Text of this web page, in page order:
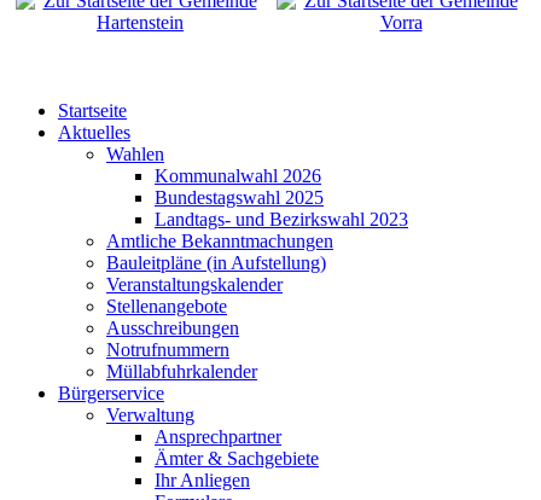
Startseite
Aktuelles
Wahlen
Kommunalwahl 2026
Bundestagswahl 2025
Landtags- und Bezirkswahl 2023
Amtliche Bekanntmachungen
Bauleitpläne (in Aufstellung)
Veranstaltungskalender
Stellenangebote
Ausschreibungen
Notrufnummern
Müllabfuhrkalender
Bürgerservice
Verwaltung
Ansprechpartner
Ämter & Sachgebiete
Ihr Anliegen